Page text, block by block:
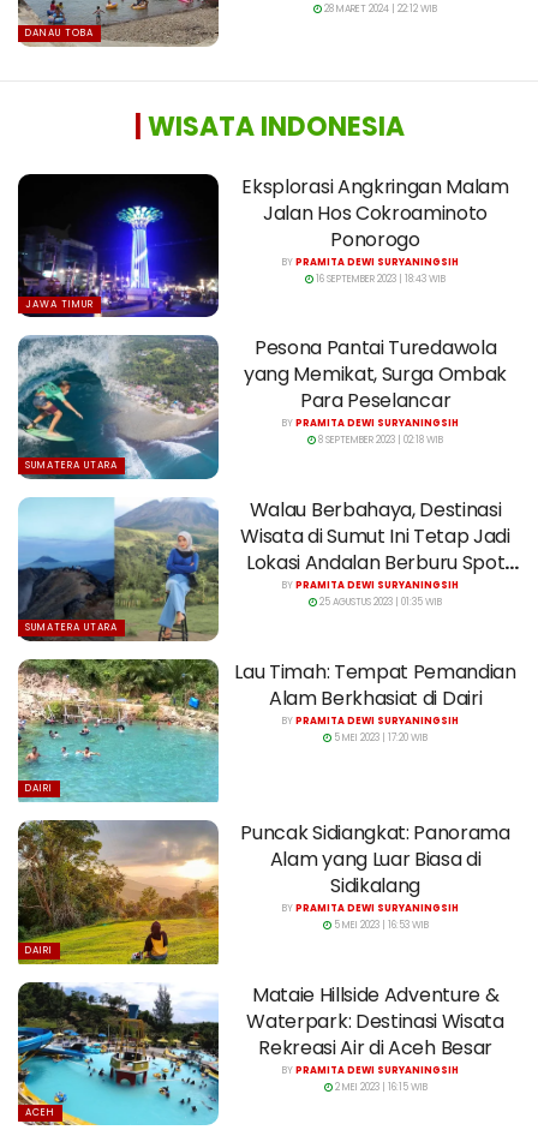
DANAU TOBA
28 MARET 2024 | 22:12 WIB
WISATA INDONESIA
JAWA TIMUR
Eksplorasi Angkringan Malam
Jalan Hos Cokroaminoto
Ponorogo
BYPRAMITA DEWI SURYANINGSIH
16 SEPTEMBER 2023 | 18:43 WIB
SUMATERA UTARA
Pesona Pantai Turedawola
yang Memikat, Surga Ombak
Para Peselancar
BYPRAMITA DEWI SURYANINGSIH
8 SEPTEMBER 2023 | 02:18 WIB
SUMATERA UTARA
Walau Berbahaya, Destinasi
Wisata di Sumut Ini Tetap Jadi
Lokasi Andalan Berburu Spot
Foto
BYPRAMITA DEWI SURYANINGSIH
25 AGUSTUS 2023 | 01:35 WIB
DAIRI
Lau Timah: Tempat Pemandian
Alam Berkhasiat di Dairi
BYPRAMITA DEWI SURYANINGSIH
5 MEI 2023 | 17:20 WIB
DAIRI
Puncak Sidiangkat: Panorama
Alam yang Luar Biasa di
Sidikalang
BYPRAMITA DEWI SURYANINGSIH
5 MEI 2023 | 16:53 WIB
ACEH
Mataie Hillside Adventure &
Waterpark: Destinasi Wisata
Rekreasi Air di Aceh Besar
BYPRAMITA DEWI SURYANINGSIH
2 MEI 2023 | 16:15 WIB